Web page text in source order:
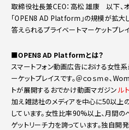
取締役社長兼CEO：高松 雄康 以下、オ
「OPEN8 AD Platform」の規模が拡大
答えられるプライベートマーケットプレ
■OPEN8 AD Platformとは？
スマートフォン動画広告における女性
ーケットプレイスです。＠ｃｏｓｍｅ、
トが展開するおでかけ動画マガジンル
加え雑誌社のメディアを中心に50以上
しています。女性比率90%以上、月間
ゲットリーチ力を誇っています。独自開